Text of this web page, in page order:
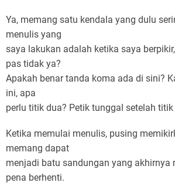
Ya, memang satu kendala yang dulu
menulis yang
saya lakukan adalah ketika saya
pas tidak ya?
Apakah benar tanda koma ada di sini?
ini, apa
perlu titik dua? Petik tunggal setelah
Ketika memulai menulis, pusing
memang dapat
menjadi batu sandungan yang akhirnya
pena berhenti.